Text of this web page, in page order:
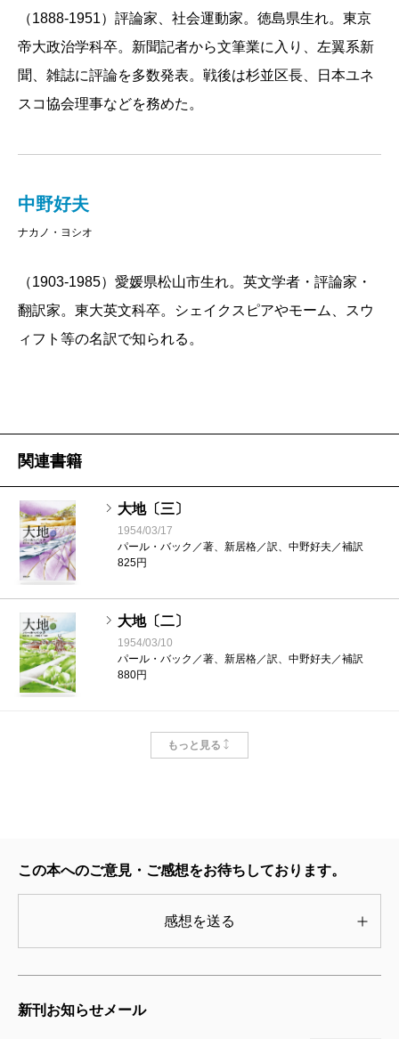
な13冊だ。
ディケンズ は「おもし
ろい小説を書く人」とし
自伝的小説らしいが、たぶん嘘いっぱいの自伝であ
『レ・ミゼラブル』もめちゃめちゃおもしろい。ジャ
ンバルジャンは逃げる。ジャベールが追う。コゼット
が愛らしい。そういう展開だ。
なくユゴー翁が自説を説きまくる。ほぼ、酒席での上
司の無駄話である。ダイジェスト訳では、このへんは
ばっさり切られる。でもそれはなんか違うんである。
無駄を省くと、たぶん、人生は貧しくなる。
『レ・ミゼラブル』はジ
ャンバルジャンの生涯を
品の半分しか読んでない
地』は知ってはいたがま
ったく手にさえしたこと
（1888-1951）評論家、社会運動家。徳島県生れ。東京
帝大政治学科卒。新聞記者から文筆業に入り、左翼系新
聞、雑誌に評論を多数発表。戦後は杉並区長、日本ユネ
スコ協会理事などを務めた。
中野好夫
ナカノ・ヨシオ
（1903-1985）愛媛県松山市生れ。英文学者・評論家・
翻訳家。東大英文科卒。シェイクスピアやモーム、スウ
ィフト等の名訳で知られる。
関連書籍
大地〔三〕
1954/03/17
パール・バック／著、新居格／訳、中野好夫／補訳
825円
大地〔二〕
1954/03/10
パール・バック／著、新居格／訳、中野好夫／補訳
880円
大地〔一〕
1953/12/30
もっと見る
この本へのご意見・ご感想をお待ちしております。
感想を送る
新刊お知らせメール